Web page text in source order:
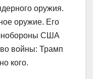
оружия.
оружие. Его
США
войны: Трамп
кого.